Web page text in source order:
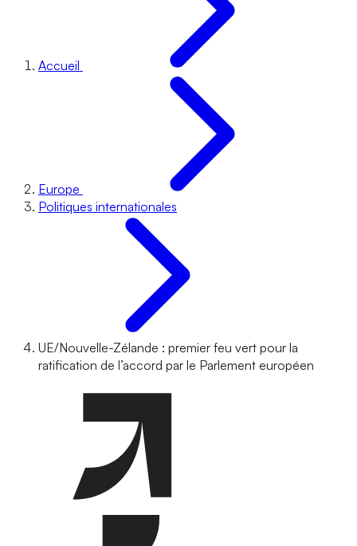
Accueil
Europe
Politiques internationales
UE/Nouvelle-Zélande : premier feu vert pour la
ratification de l’accord par le Parlement européen